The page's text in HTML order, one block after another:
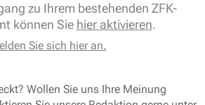
zu Ihrem bestehenden ZFK-
können Sie hier aktivieren.
Sie sich hier an.
Wollen Sie uns Ihre Meinung